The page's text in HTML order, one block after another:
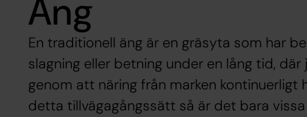
Äng
En traditionell äng är en gräsyta som har
slagning eller betning under en lång tid,
genom att näring från marken kontinuerligt
detta tillvägagångssätt så är det bara